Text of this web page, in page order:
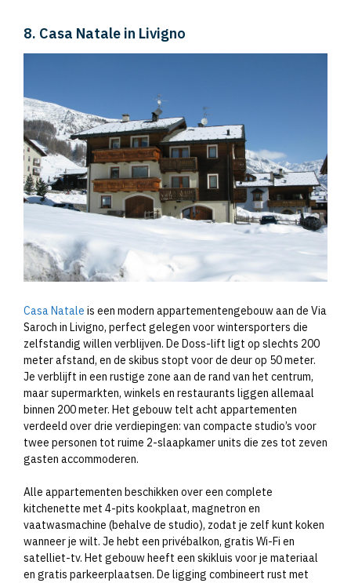
8. Casa Natale in Livigno
Casa Natale is een modern appartementengebouw aan de Via
Saroch in Livigno, perfect gelegen voor wintersporters die
zelfstandig willen verblijven. De Doss-lift ligt op slechts 200
meter afstand, en de skibus stopt voor de deur op 50 meter.
Je verblijft in een rustige zone aan de rand van het centrum,
maar supermarkten, winkels en restaurants liggen allemaal
binnen 200 meter. Het gebouw telt acht appartementen
verdeeld over drie verdiepingen: van compacte studio’s voor
twee personen tot ruime 2-slaapkamer units die zes tot zeven
gasten accommoderen.
Alle appartementen beschikken over een complete
kitchenette met 4-pits kookplaat, magnetron en
vaatwasmachine (behalve de studio), zodat je zelf kunt koken
wanneer je wilt. Je hebt een privébalkon, gratis Wi-Fi en
satelliet-tv. Het gebouw heeft een skikluis voor je materiaal
en gratis parkeerplaatsen. De ligging combineert rust met